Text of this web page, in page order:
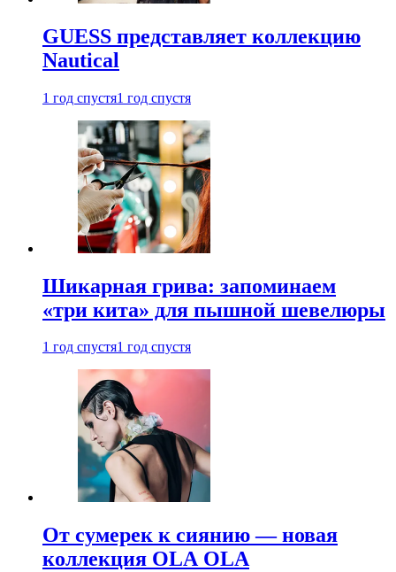
GUESS представляет коллекцию
Nautical
1 год спустя1 год спустя
Шикарная грива: запоминаем
«три кита» для пышной шевелюры
1 год спустя1 год спустя
От сумерек к сиянию — новая
коллекция OLA OLA